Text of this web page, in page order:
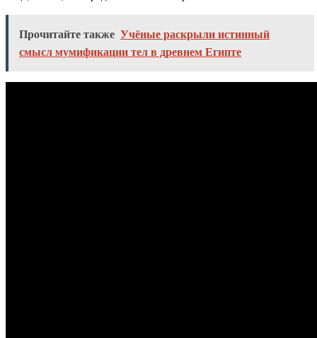
Прочитайте также Учёные раскрыли истинный
смысл мумификации тел в древнем Египте